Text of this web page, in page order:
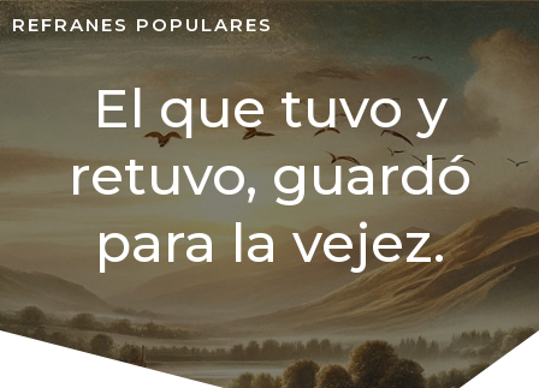
REFRANES POPULARES
El que tuvo y
retuvo, guardó
para la vejez.